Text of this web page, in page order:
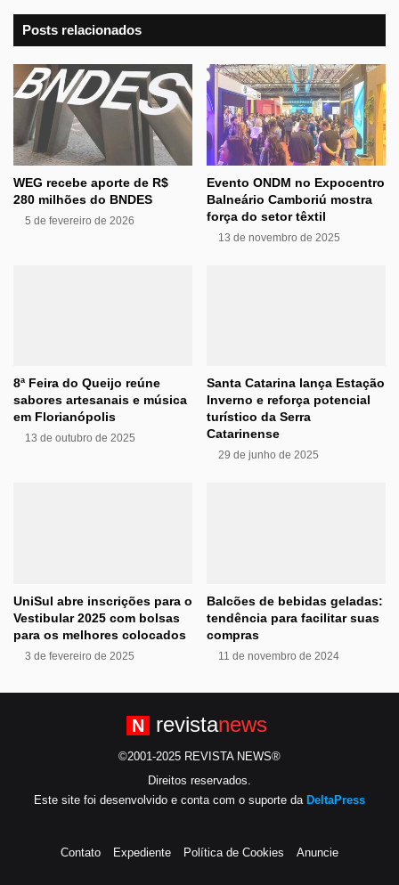
Posts relacionados
WEG recebe aporte de R$
280 milhões do BNDES
5 de fevereiro de 2026
Evento ONDM no Expocentro
Balneário Camboriú mostra
força do setor têxtil
13 de novembro de 2025
8ª Feira do Queijo reúne
sabores artesanais e música
em Florianópolis
13 de outubro de 2025
Santa Catarina lança Estação
Inverno e reforça potencial
turístico da Serra
Catarinense
29 de junho de 2025
UniSul abre inscrições para o
Vestibular 2025 com bolsas
para os melhores colocados
3 de fevereiro de 2025
Balcões de bebidas geladas:
tendência para facilitar suas
compras
11 de novembro de 2024
N revistanews
©2001-2025 REVISTA NEWS®
Direitos reservados.
Este site foi desenvolvido e conta com o suporte da DeltaPress
Contato Expediente Política de Cookies Anuncie